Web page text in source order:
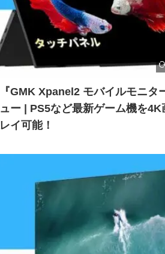
『GMK Xpanel2 モバイルモニタ
ュー | PS5など最新ゲーム機を4K
レイ可能！